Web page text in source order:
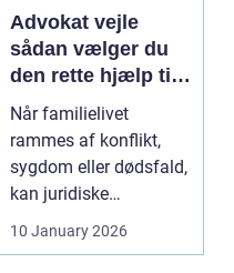
Advokat vejle
sådan vælger du
den rette hjælp til
familien
Når familielivet
rammes af konflikt,
sygdom eller dødsfald,
kan juridiske
vokse si...
10 January 2026